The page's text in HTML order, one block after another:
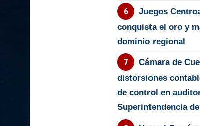
Juegos
conquista el oro y
dominio regional
Cámara de
distorsiones
de control en
Superintendencia